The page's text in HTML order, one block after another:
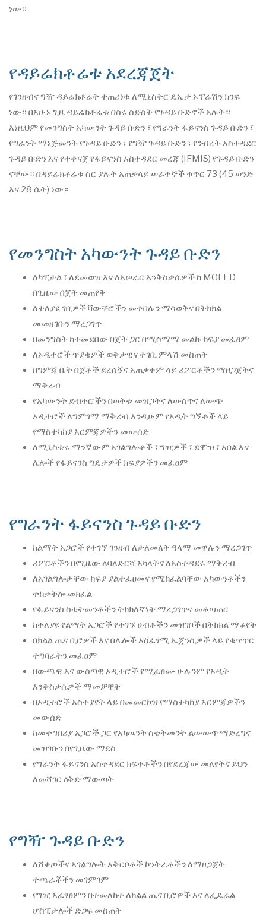
ነው።
የዳይሬክቶሬቱ አደረጃጀት
የገንዘብና ግዥ ዳይሬክቶሬት ተጠሪነቱ ለሚኒስትር ዴኤታ ኦፕሬሽን ክንፍ
ነው። በአሁኑ ጊዜ ዳይሬክቶሬቱ በስሩ ስድስት የጉዳይ ቡድኖች አሉት።
እነዚህም የመንግስት አካውንት ጉዳይ ቡድን ፣ የግራንት ፋይናንስ ጉዳይ ቡድን ፣
የግራንት ማኔጅመንት የጉዳይ ቡድን ፣ የግዥ ጉዳይ ቡድን ፣ የንብረት አስተዳደር
ጉዳይ ቡድን እና የተቀናጀ የፋይናንስ አስተዳደር መረጃ (IFMIS) የጉዳይ ቡድን
ናቸው። በዳይሬክቶሬቱ ስር ያሉት አጠቃላይ ሠራተኞች ቁጥር 73 (45 ወንድ
እና 28 ሴት) ነው።
የመንግስት አካውንት ጉዳይ ቡድን
ለካፒታል ፣ ለደመወዝ እና ለአሠራር እንቅስቃሴዎች ከ MOFED
በጊዜው በጀት መጠየቅ
ለተለያዩ ገቢዎች ቫውቸሮችን መቀበሉን ማሳወቅና በትክክል
መመዘገቡን ማረጋገጥ
በመንግስት ከተመደበው በጀት ጋር በሚስማማ መልኩ ክፍያ መፈፀም
ለኦዲተሮች ጥያቄዎች ወቅታዊና ተገቢ ምላሽ መስጠት
በግምጃ ቤት በጀቶች ደረሰኝና አጠቃቀም ላይ ሪፖርቶችን ማዘጋጀትና
ማቅረብ
የአካውንት ደብተሮችን በወቅቱ መዝጋትና ለውስጥና ለውጭ
ኦዲተሮች ለግምገማ ማቅረብ እንዲሁም የኦዲት ግኝቶች ላይ
የማስተካከያ እርምጃዎችን መውሰድ
ለሚኒስቴሩ ማንኛውም አገልግሎቶች ፣ ግዢዎች ፣ ደሞዝ ፣ አበል እና
ሌሎች የፋይናንስ ግዴታዎች ክፍያዎችን መፈፀም
የግራንት ፋይናንስ ጉዳይ ቡድን
ከልማት አጋሮች የተገኘ ገንዘብ ለታለመለት ዓላማ መዋሉን ማረጋገጥ
ሪፖርቶችን በየጊዜው ለባለድርሻ አካላትና ለአስተዳደሩ ማቅረብ
ለአገልግሎታቸው ክፍያ ያልተፈፀመና የሚከፈልባቸው አካውንቶችን
ተከታትሎ መክፈል
የፋይናንስ ስቴትመንቶችን ትክክለኛነት ማረጋገጥና መቆጣጠር
ከተለያዩ የልማት አጋሮች የተገኙ ሀብቶችን መዝገቦች በትክክል ማቆየት
በክልል ጤና ቢሮዎች እና በሌሎች አስፈፃሚ ኤጀንሲዎች ላይ የቁጥጥር
ተግባራትን መፈፀም
በውጫዊ እና ውስጣዊ ኦዲተሮች የሚፈፀሙ ሁሉንም የኦዲት
እንቅስቃሴዎች ማመቻቸት
በኦዲተሮች አስተያየት ላይ በመመርኮዝ የማስተካከያ እርምጃዎችን
መውሰድ
ከመተግበሪያ አጋሮች ጋር የአካዉንት ስቴትመንት ልውውጥ ማድረግና
መዝገቡን በየጊዜው ማደስ
የግራንት ፋይናንስ አስተዳደር ክፍተቶችን በየደረጃው መለየትና ይህን
ለመሻገር ዕቅድ ማውጣት
የግዥ ጉዳይ ቡድን
ለሸቀጦችና አገልግሎት አቅርቦቶች ኮንትራቶችን ለማዘጋጀት
ተጫራቾችን መገምገም
የግዢ አፈፃፀምን በተመለከተ ለክልል ጤና ቢሮዎች እና ለፌዴራል
ሆስፒታሎች ድጋፍ መስጠት